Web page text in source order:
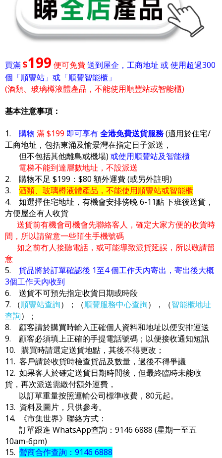
買滿$199 便可免費送到屋企，工商地址 或 使用超過300
個「順豐站」或「順豐智能櫃」
(酒類、玻璃樽液體產品，不能使用順豐站或智能櫃)
基本注意事項：
1. 購物 滿 $199 即可享有全港免費送貨服務(適用於住宅/
工商地址，包括東涌及愉景灣在指定日子派送，
但不包括其他離島或機場) 或使用順豐站及智能櫃
電梯不能到達層數地址，不設派送
2. 購物不足 $199：$80 額外運費 (或另外註明)
3. 酒類、玻璃樽液體產品，不能使用順豐站或智能櫃
4. 如選擇住宅地址，有機會安排傍晚 6-11點 下班後送貨，
方便屋企有人收貨
送貨前有機會司機會先聯絡客人，確定大家方便的收貨時
間，所以請留意一些陌生手機號碼
如之前冇人接聽電話，或可能導致派貨延誤，所以敬請留
意
5. 貨品將於訂單確認後 1至4 個工作天內寄出，寄出後大概
3個工作天內收到
6. 送貨不可預先指定收貨日期或時段
7. （順豐站查詢）；（順豐服務中心查詢），（智能櫃地址
查詢）；
8. 顧客請於購買時輸入正確個人資料和地址以便安排運送
9. 顧客必須填上正確的手提電話號碼；以便接收通知短訊
10. 購買時請選定送貨地點，其後不得更改；
11. 客戶請於收貨時檢查貨品及數量，過後不得爭議
12. 如果客人於確定送貨日期時間後，但最終臨時未能收
貨，再次派送需繳付額外運費，
以訂單重量按照運輸公司標準收費，80元起。
13. 資料及圖片，只供參考。
14. 《市集世界》聯絡方式：
訂單跟進 WhatsApp查詢：9146 6888 (星期一至五
10am-6pm)
15. 營商合作查詢：9146 6888